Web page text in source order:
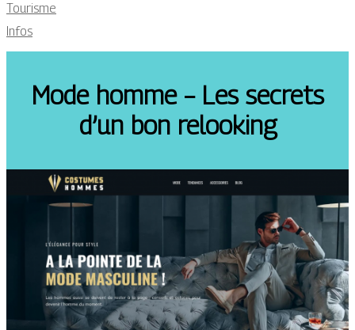
Tourisme
Infos
Mode homme – Les secrets
d’un bon relooking